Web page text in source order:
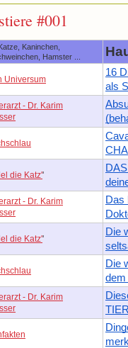
#001
Kaninchen,
Hamster ...
Universum
16
als
- Dr. Karim
die Katz''
- Dr. Karim
Das
die Katz''
Die
Die
dem
- Dr. Karim